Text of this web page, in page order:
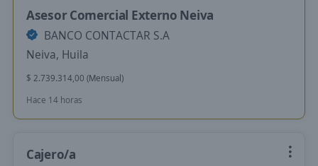
Asesor Comercial Externo Neiva
BANCO CONTACTAR S.A
Neiva, Huila
$ 2.739.314,00 (Mensual)
Hace 14 horas
Cajero/a